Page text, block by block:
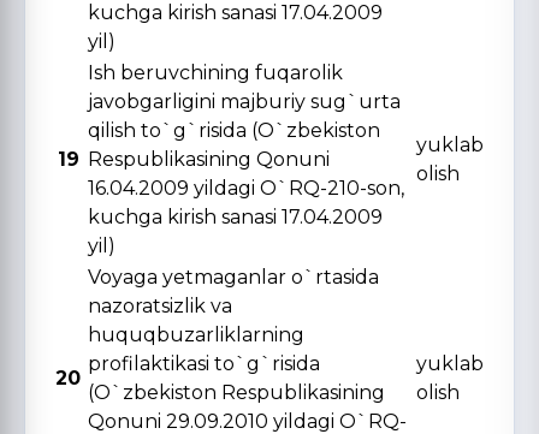
kuchga kirish sanasi 17.04.2009
yil)
19
Ish beruvchining fuqarolik
javobgarligini majburiy sug`urta
qilish to`g`risida (O`zbekiston
Respublikasining Qonuni
16.04.2009 yildagi O`RQ-210-son,
kuchga kirish sanasi 17.04.2009
yil)
yuklab
olish
20
Voyaga yetmaganlar o`rtasida
nazoratsizlik va
huquqbuzarliklarning
profilaktikasi to`g`risida
(O`zbekiston Respublikasining
Qonuni 29.09.2010 yildagi O`RQ-
yuklab
olish